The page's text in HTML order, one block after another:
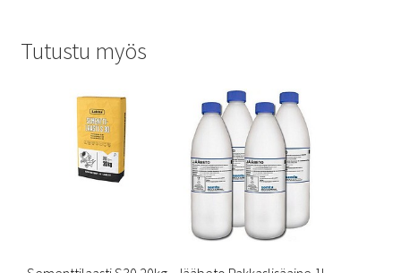
Tutustu myös